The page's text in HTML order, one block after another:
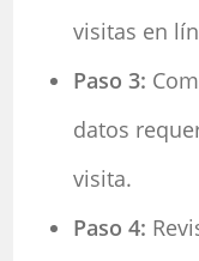
visitas en
Paso 3:
datos
visita.
Paso 4: